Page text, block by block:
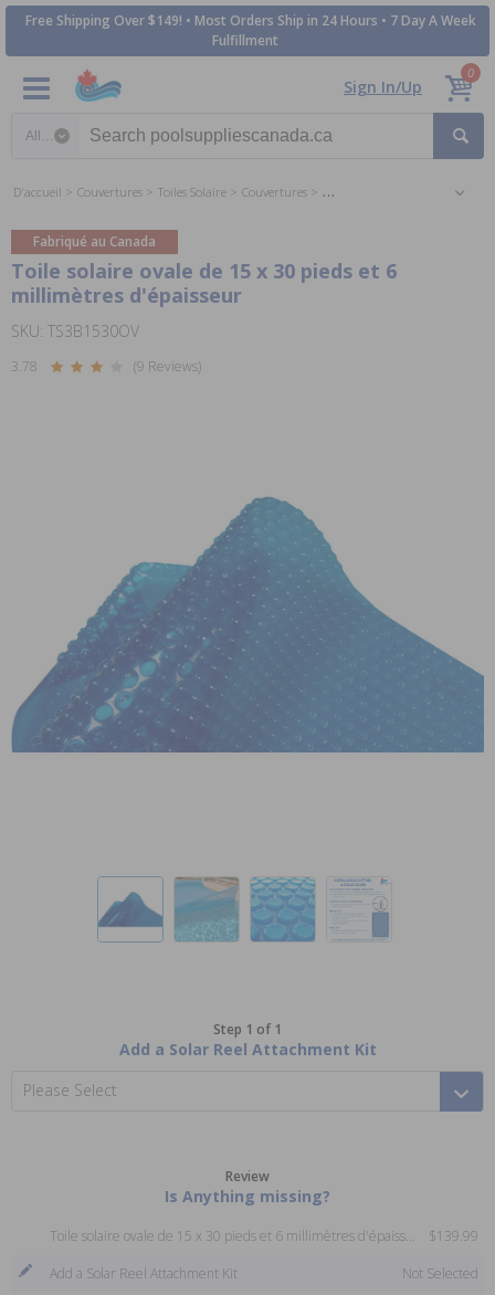
Free Shipping Over $149! • Most Orders Ship in 24 Hours • 7 Day A Week
Fulfillment
Sign In/Up
0
D'accueil Couvertures Toiles Solaire Couvertures Toiles Solaire 15 x 30 pieds Ovale
Fabriqué au Canada
Toile solaire ovale de 15 x 30 pieds et 6
millimètres d'épaisseur
SKU: TS3B1530OV
3.78 (9 Reviews)
Step 1 of 1
Add a Solar Reel Attachment Kit
Please Select
Review
Is Anything missing?
Toile solaire ovale de 15 x 30 pieds et 6 millimètres d'épaisseur
$139.99
Add a Solar Reel Attachment Kit
Not Selected